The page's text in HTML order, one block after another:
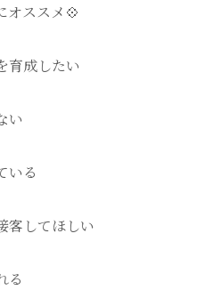
オススメ💠
育成したい
い
いる
客してほしい
る